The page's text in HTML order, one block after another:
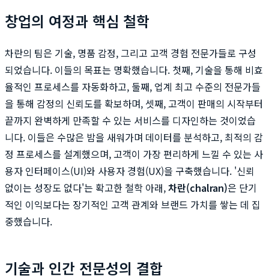
창업의 여정과 핵심 철학
차란의 팀은 기술, 명품 감정, 그리고 고객 경험 전문가들로 구성
되었습니다. 이들의 목표는 명확했습니다. 첫째, 기술을 통해 비효
율적인 프로세스를 자동화하고, 둘째, 업계 최고 수준의 전문가들
을 통해 감정의 신뢰도를 확보하며, 셋째, 고객이 판매의 시작부터
끝까지 완벽하게 만족할 수 있는 서비스를 디자인하는 것이었습
니다. 이들은 수많은 밤을 새워가며 데이터를 분석하고, 최적의 감
정 프로세스를 설계했으며, 고객이 가장 편리하게 느낄 수 있는 사
용자 인터페이스(UI)와 사용자 경험(UX)을 구축했습니다. '신뢰
없이는 성장도 없다'는 확고한 철학 아래,차란(chalran)은 단기
적인 이익보다는 장기적인 고객 관계와 브랜드 가치를 쌓는 데 집
중했습니다.
기술과 인간 전문성의 결합